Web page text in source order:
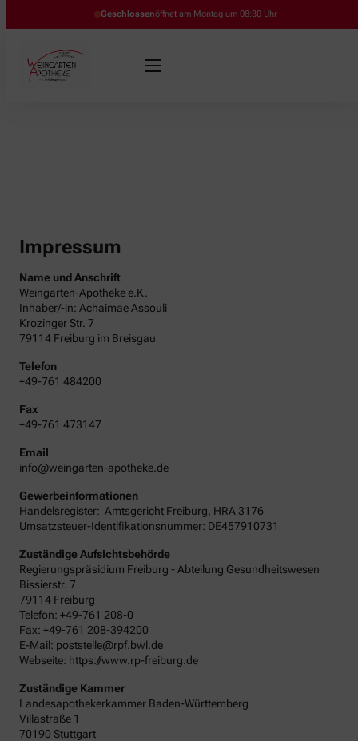
Geschlossenöffnet am Montag um 08:30 Uhr
Impressum
Name und Anschrift
Weingarten-Apotheke e.K.
Inhaber/-in: Achaimae Assouli
Krozinger Str. 7
79114 Freiburg im Breisgau
Telefon
+49-761 484200
Fax
+49-761 473147
Email
info@weingarten-apotheke.de
Gewerbeinformationen
Handelsregister: Amtsgericht Freiburg HRA 3176
Umsatzsteuer-Identifikationsnummer: DE457910731
Zuständige Aufsichtsbehörde
Regierungspräsidium Freiburg - Abteilung Gesundheitswesen
Bissierstr. 7
79114 Freiburg
Telefon: +49-761 208-0
Fax: +49-761 208-394200
E-Mail: poststelle@rpf.bwl.de
Webseite: https://www.rp-freiburg.de
Zuständige Kammer
Landesapothekerkammer Baden-Württemberg
Villastraße 1
70190 Stuttgart